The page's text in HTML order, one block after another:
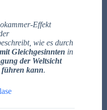
Effekt
wie es durch
Gleichgesinnten in
der Weltsicht
führen kann.